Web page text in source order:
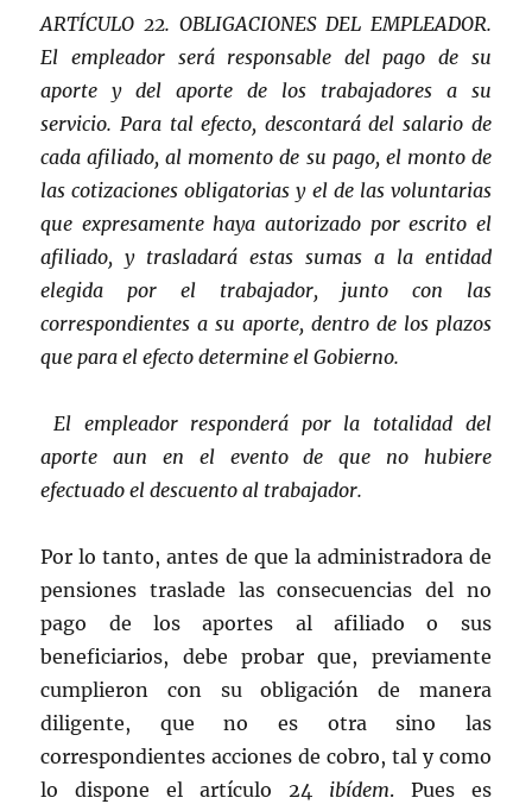
ARTÍCULO 22. OBLIGACIONES DEL EMPLEADOR.
El empleador será responsable del pago de su
aporte y del aporte de los trabajadores a su
servicio. Para tal efecto, descontará del salario de
cada afiliado, al momento de su pago, el monto de
las cotizaciones obligatorias y el de las voluntarias
que expresamente haya autorizado por escrito el
afiliado, y trasladará estas sumas a la entidad
elegida por el trabajador, junto con las
correspondientes a su aporte, dentro de los plazos
que para el efecto determine el Gobierno.
El empleador responderá por la totalidad del
aporte aun en el evento de que no hubiere
efectuado el descuento al trabajador.
Por lo tanto, antes de que la administradora de
pensiones traslade las consecuencias del no
pago de los aportes al afiliado o sus
beneficiarios, debe probar que, previamente
cumplieron con su obligación de manera
diligente, que no es otra sino las
correspondientes acciones de cobro, tal y como
lo dispone el artículo 24 ibídem. Pues es